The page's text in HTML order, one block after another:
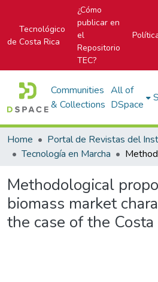
Tecnológico
de Costa Rica
¿Cómo
publicar en
el
Repositorio
TEC?
Communities
& Collections
All of
DSpace
Home
Tecnología en Marcha
Methodological
biomass market
the case of the Costa